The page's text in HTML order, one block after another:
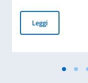
LeggiBorse di